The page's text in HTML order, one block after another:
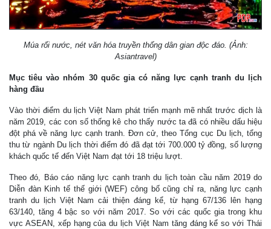
Múa rối nước, nét văn hóa truyền thống dân gian độc đáo. (Ảnh:
Asiantravel)
Mục tiêu vào nhóm 30 quốc gia có năng lực cạnh tranh du lịch
hàng đầu
Vào thời điểm du lịch Việt Nam phát triển mạnh mẽ nhất trước dịch là
năm 2019, các con số thống kê cho thấy nước ta đã có nhiều dấu hiệu
đột phá về năng lực cạnh tranh. Đơn cử, theo Tổng cục Du lịch, tổng
thu từ ngành Du lịch thời điểm đó đã đạt tới 700.000 tỷ đồng, số lượng
khách quốc tế đến Việt Nam đạt tới 18 triệu lượt.
Theo đó, Báo cáo năng lực cạnh tranh du lịch toàn cầu năm 2019 do
Diễn đàn Kinh tế thế giới (WEF) công bố cũng chỉ ra, năng lực cạnh
tranh du lịch Việt Nam cải thiện đáng kể, từ hạng 67/136 lên hạng
63/140, tăng 4 bậc so với năm 2017. So với các quốc gia trong khu
vực ASEAN, xếp hạng của du lịch Việt Nam tăng đáng kể so với Thái